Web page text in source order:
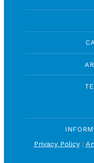
Privacy Policy|